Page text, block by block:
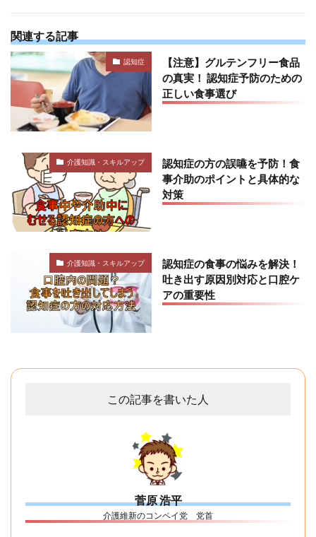
関連する記事
認知症
【注意】グルテンフリー食品
の真実！ 認知症予防のための
正しい食事選び
介護知識・スキルアップ
認知症の方の誤嚥を予防！食
事介助のポイントと具体的な
対策
介護知識・スキルアップ
認知症の食事の悩みを解決！
吐き出す原因別対応と口腔ケ
アの重要性
この記事を書いた人
菅原 浩平
介護維新のコンペイ党 党首